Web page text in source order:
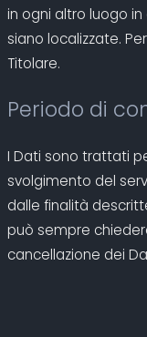
in ogni altro luogo
siano localizzate.
Titolare.
Periodo di
I Dati sono trattati
svolgimento del
dalle finalità
può sempre
cancellazione dei